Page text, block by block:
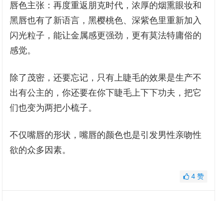
唇色主张：再度重返朋克时代，浓厚的烟熏眼妆和
黑唇也有了新语言，黑樱桃色、深紫色里重新加入
闪光粒子，能让金属感更强劲，更有莫法特庸俗的
感觉。
除了茂密，还要忘记，只有上睫毛的效果是生产不
出有公主的，你还要在你下睫毛上下下功夫，把它
们也变为两把小梳子。
不仅嘴唇的形状，嘴唇的颜色也是引发男性亲吻性
欲的众多因素。
4 赞